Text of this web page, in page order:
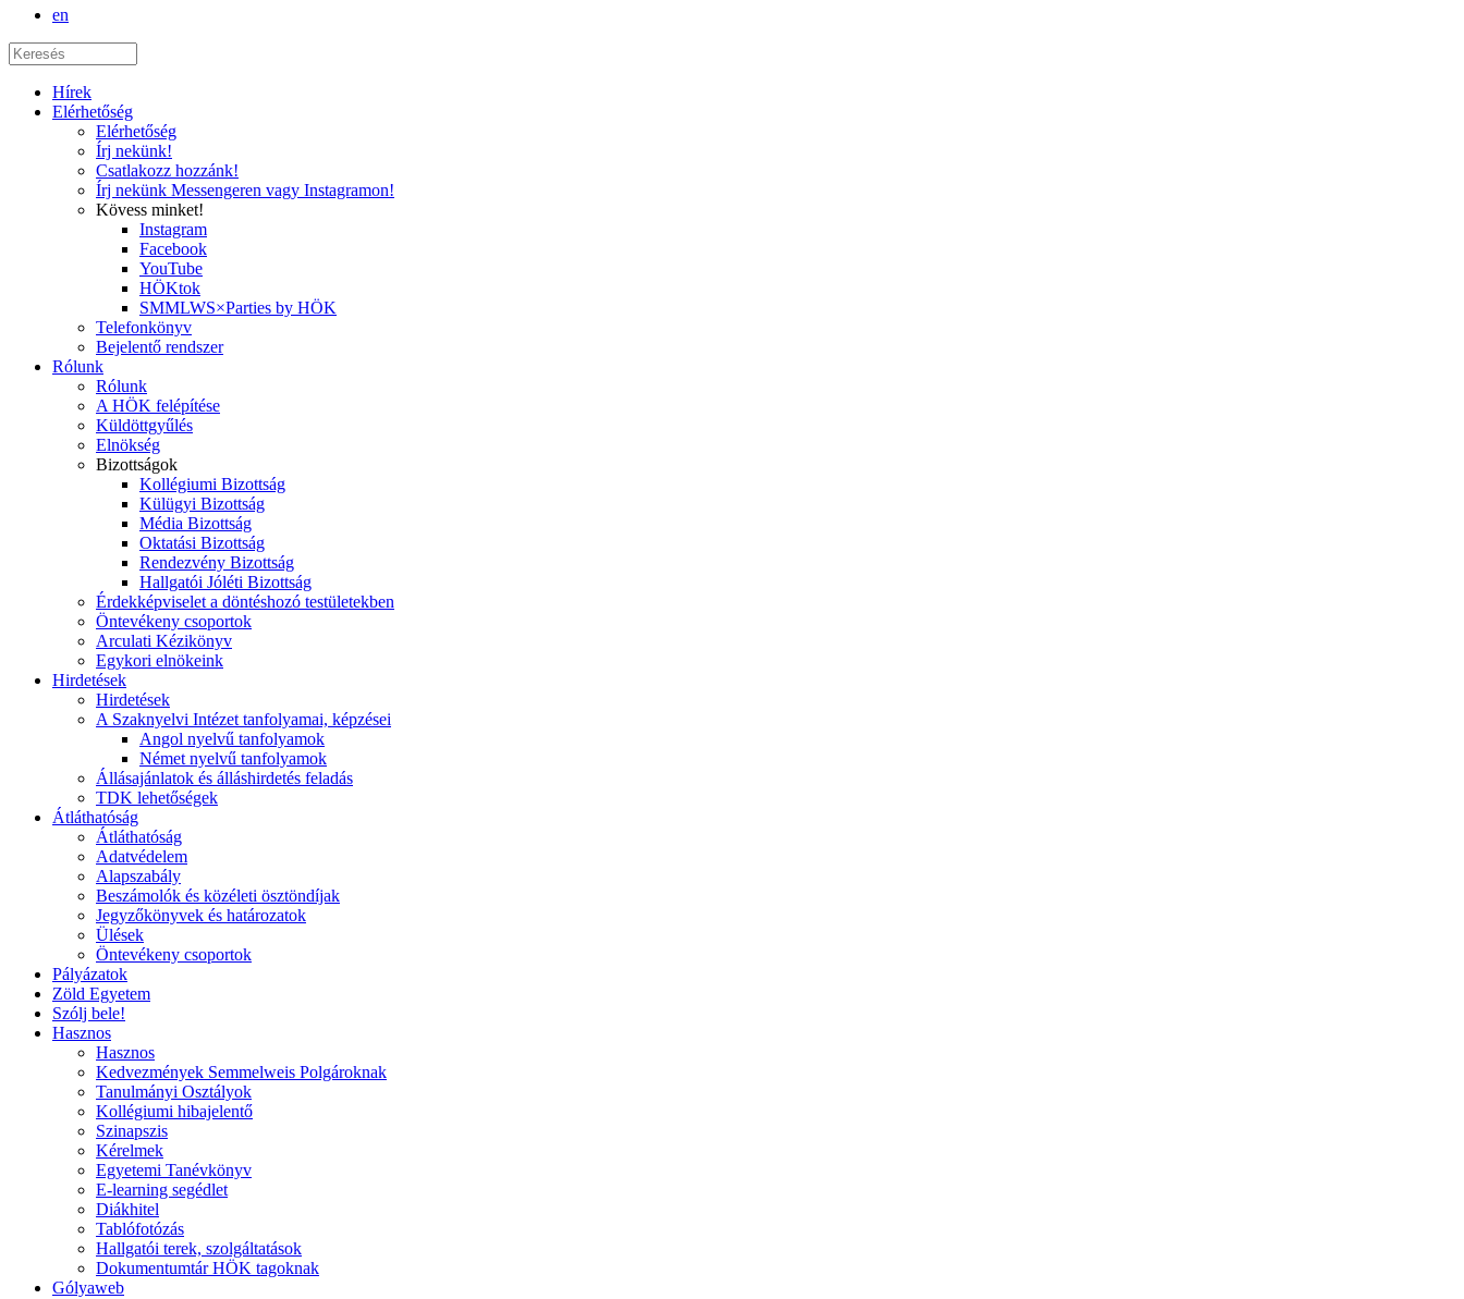
en
Hírek
Elérhetőség
Elérhetőség
Írj nekünk!
Csatlakozz hozzánk!
Írj nekünk Messengeren vagy Instagramon!
Kövess minket!
Instagram
Facebook
YouTube
HÖKtok
SMMLWS×Parties by HÖK
Telefonkönyv
Bejelentő rendszer
Rólunk
Rólunk
A HÖK felépítése
Küldöttgyűlés
Elnökség
Bizottságok
Kollégiumi Bizottság
Külügyi Bizottság
Média Bizottság
Oktatási Bizottság
Rendezvény Bizottság
Hallgatói Jóléti Bizottság
Érdekképviselet a döntéshozó testületekben
Öntevékeny csoportok
Arculati Kézikönyv
Egykori elnökeink
Hirdetések
Hirdetések
A Szaknyelvi Intézet tanfolyamai, képzései
Angol nyelvű tanfolyamok
Német nyelvű tanfolyamok
Állásajánlatok és álláshirdetés feladás
TDK lehetőségek
Átláthatóság
Átláthatóság
Adatvédelem
Alapszabály
Beszámolók és közéleti ösztöndíjak
Jegyzőkönyvek és határozatok
Ülések
Öntevékeny csoportok
Pályázatok
Zöld Egyetem
Szólj bele!
Hasznos
Hasznos
Kedvezmények Semmelweis Polgároknak
Tanulmányi Osztályok
Kollégiumi hibajelentő
Szinapszis
Kérelmek
Egyetemi Tanévkönyv
E-learning segédlet
Diákhitel
Tablófotózás
Hallgatói terek, szolgáltatások
Dokumentumtár HÖK tagoknak
Gólyaweb